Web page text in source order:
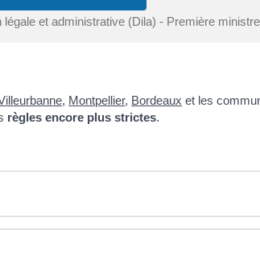
légale et administrative (Dila) - Première ministre
, Montpellier, Bordeaux et les
règles encore plus strictes.